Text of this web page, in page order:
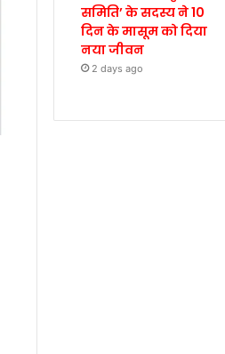
समिति’ के सदस्य ने 10
दिन के मासूम को दिया
नया जीवन
2 days ago